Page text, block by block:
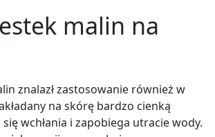
malin na
znalazł zastosowanie również w
na skórę bardzo cienką
wchłania i zapobiega utracie wody.